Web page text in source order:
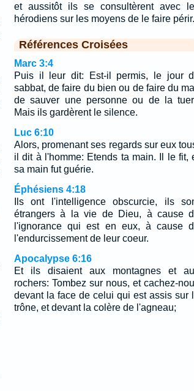
et aussitôt ils se consultèrent avec
hérodiens sur les moyens de le faire périr.
Références Croisées
Marc 3:4
Puis il leur dit: Est-il permis, le jour
sabbat, de faire du bien ou de faire du
de sauver une personne ou de la
Mais ils gardèrent le silence.
Luc 6:10
Alors, promenant ses regards sur eux
il dit à l'homme: Etends ta main. Il le fit,
sa main fut guérie.
Éphésiens 4:18
Ils ont l'intelligence obscurcie, ils
étrangers à la vie de Dieu, à cause
l'ignorance qui est en eux, à cause
l'endurcissement de leur coeur.
Apocalypse 6:16
Et ils disaient aux montagnes et
rochers: Tombez sur nous, et cachez-
devant la face de celui qui est assis sur
trône, et devant la colère de l'agneau;